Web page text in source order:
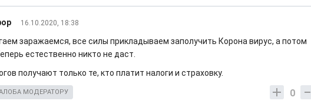
16.10.2020, 18:38
заражаемся, все силы прикладываем заполучить Корона вирус, а потом
естественно никто не даст.
получают только те, кто платит налоги и страховку.
0
МОДЕРАТОРУ